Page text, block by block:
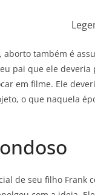
aborto também é
pai que ele
em filme. Ele
o que naquela
de seu filho Frank